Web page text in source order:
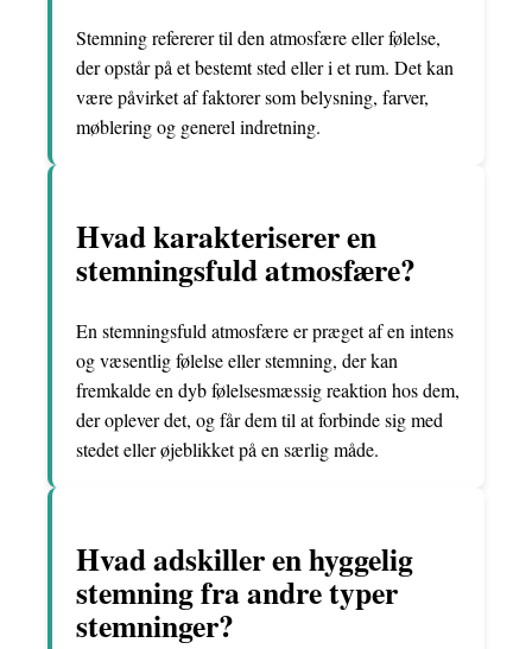
Stemning refererer til den atmosfære eller følelse,
der opstår på et bestemt sted eller i et rum. Det kan
være påvirket af faktorer som belysning, farver,
møblering og generel indretning.
Hvad karakteriserer en
stemningsfuld atmosfære?
En stemningsfuld atmosfære er præget af en intens
og væsentlig følelse eller stemning, der kan
fremkalde en dyb følelsesmæssig reaktion hos dem,
der oplever det, og får dem til at forbinde sig med
stedet eller øjeblikket på en særlig måde.
Hvad adskiller en hyggelig
stemning fra andre typer
stemninger?